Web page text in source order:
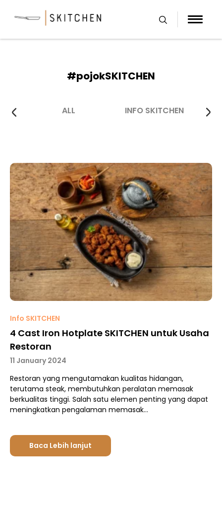
#pojokSKITCHEN
ALL INFO SKITCHEN
Info SKITCHEN
4 Cast Iron Hotplate SKITCHEN untuk Usaha
Restoran
11 January 2024
Restoran yang mengutamakan kualitas hidangan,
terutama steak, membutuhkan peralatan memasak
berkualitas tinggi. Salah satu elemen penting yang dapat
meningkatkan pengalaman memasak…
Baca Lebih lanjut